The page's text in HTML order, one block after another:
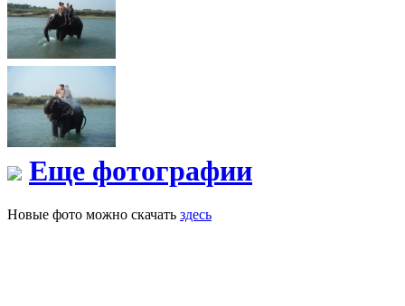
Еще фотографии
Новые фото можно скачать здесь